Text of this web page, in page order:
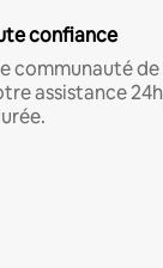
confiance
communauté
assistance